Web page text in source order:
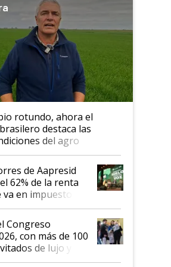
rotundo, ahora el
destaca las
del agro
invertir: "Los veo
de Aapresid
62% de la renta
en impuestos:
que en
sigan discutiendo
de hace 50
Congreso
con más de 100
de lujo y